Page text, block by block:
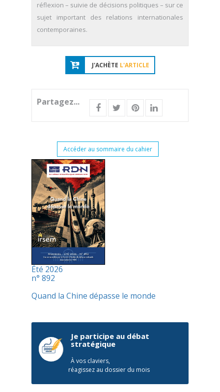
réflexion – suivie de décisions politiques – sur ce
sujet important des relations internationales
contemporaines.
J'ACHÈTE L'ARTICLE
Partagez...
Accéder au sommaire du cahier
Été 2026
n° 892
Quand la Chine dépasse le monde
Je participe au débat
stratégique
À vos claviers,
réagissez au dossier du mois